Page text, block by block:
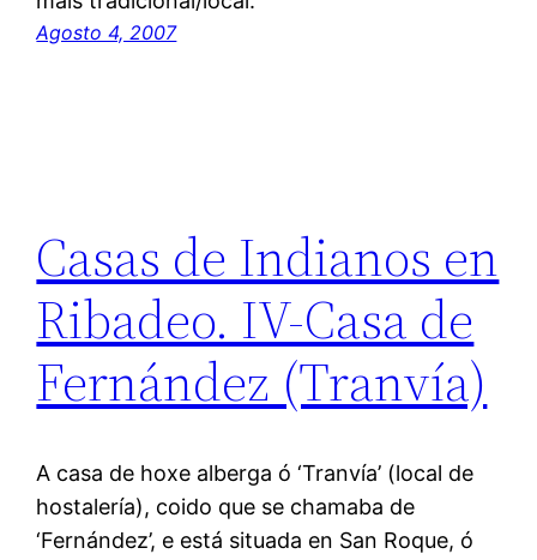
Agosto 4, 2007
Casas de Indianos en
Ribadeo. IV-Casa de
Fernández (Tranvía)
A casa de hoxe alberga ó ‘Tranvía’ (local de
hostalería), coido que se chamaba de
‘Fernández’, e está situada en San Roque, ó